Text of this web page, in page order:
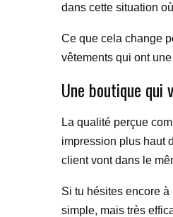
dans cette situation
Ce que cela change
vêtements qui ont
Une boutique qui
La qualité perçue
impression plus haut
client vont dans le
Si tu hésites encore à
simple, mais très